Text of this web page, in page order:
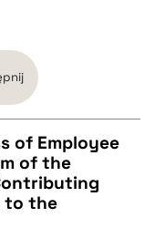
of Employee
of the
to the